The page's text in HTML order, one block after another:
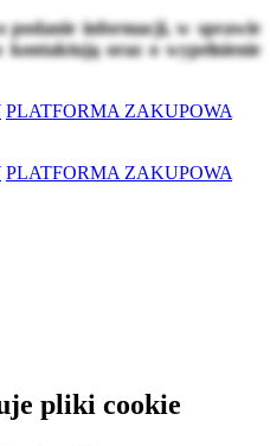
podanie informacji, w sprawie
kontaktują oraz o wypełnienie
PLATFORMA ZAKUPOWA
PLATFORMA ZAKUPOWA
pliki cookie